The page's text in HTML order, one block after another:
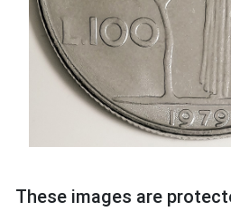
These images are